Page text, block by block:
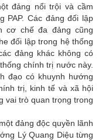
đảng nổi trội và cầm
PAP. Các đảng đối lập
cơ chế đa đảng cũng
đối lập trong hệ thống
đảng khác không có
chính trị nước này.
đạo có khuynh hướng
trị, kinh tế và xã hội
vai trò quan trọng trong
đảng độc quyền lãnh
Lý Quang Diệu từng